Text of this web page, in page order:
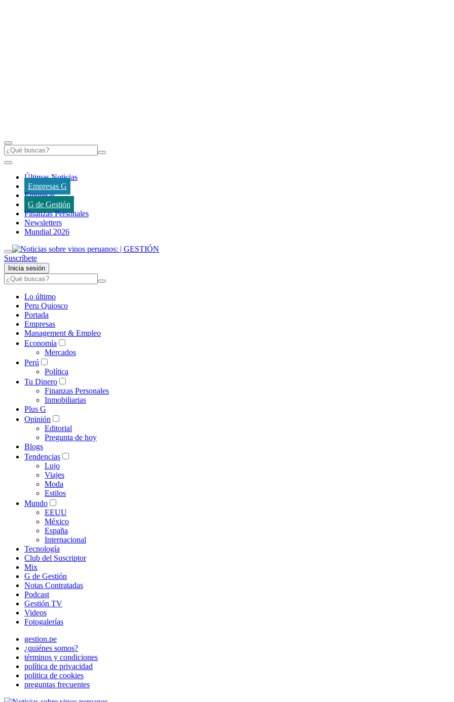
Últimas Noticias
Empresas G
Empresas
G de Gestión
Finanzas Personales
Newsletters
Mundial 2026
Suscríbete
Inicia sesión
Lo último
Peru Quiosco
Portada
Empresas
Management & Empleo
Economía
Mercados
Perú
Política
Tu Dinero
Finanzas Personales
Inmobiliarias
Plus G
Opinión
Editorial
Pregunta de hoy
Blogs
Tendencias
Lujo
Viajes
Moda
Estilos
Mundo
EEUU
México
España
Internacional
Tecnología
Club del Suscriptor
Mix
G de Gestión
Notas Contratadas
Podcast
Gestión TV
Videos
Fotogalerías
gestion.pe
¿quiénes somos?
términos y condiciones
política de privacidad
politica de cookies
preguntas frecuentes